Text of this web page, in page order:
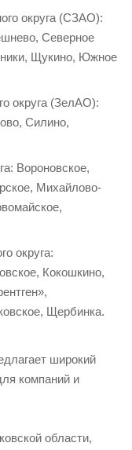
округа (СЗАО):
Северное
Щукино, Южное
округа (ЗелАО):
Силино,
Вороновское,
Михайлово-
округа:
Кокошкино,
Щербинка.
широкий
компаний и
области,